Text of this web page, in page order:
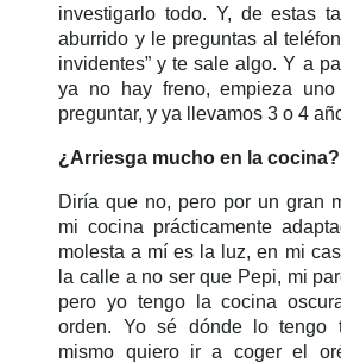
investigarlo todo. Y, de estas
aburrido y le preguntas al
invidentes” y te sale algo. Y a
ya no hay freno, empieza
preguntar, y ya llevamos 3 o 4
¿Arriesga mucho en la cocina?
Diría que no, pero por un gran
mi cocina prácticamente
molesta a mí es la luz, en mi
la calle a no ser que Pepi, mi
pero yo tengo la cocina
orden. Yo sé dónde lo tengo
mismo quiero ir a coger el